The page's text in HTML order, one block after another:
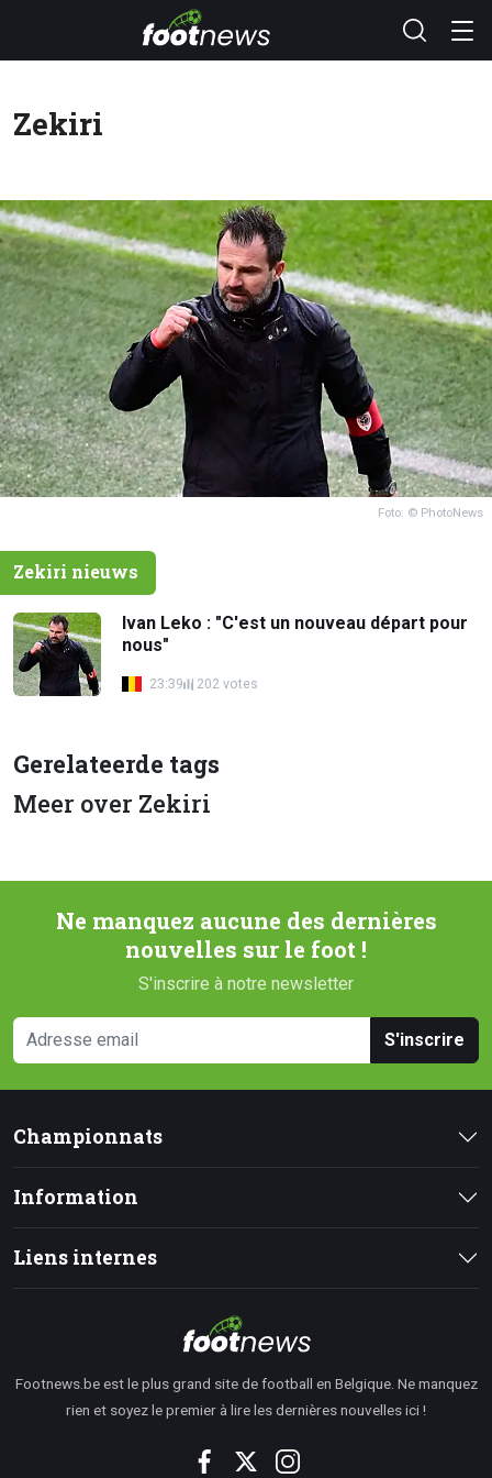
Zekiri
Foto: © PhotoNews
Zekiri nieuws
Ivan Leko : "C'est un nouveau départ pour
nous"
23:39 202 votes
Gerelateerde tags
Meer over Zekiri
Ne manquez aucune des dernières
nouvelles sur le foot !
S'inscrire à notre newsletter
S'inscrire
Championnats
Information
Liens internes
Footnews.be est le plus grand site de football en Belgique. Ne manquez
rien et soyez le premier à lire les dernières nouvelles ici !